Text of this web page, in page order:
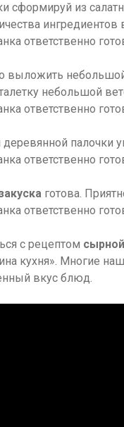
сформируй из
ингредиентов
выложить небольшой
небольшой
палочки
готова.
с рецептом
кухня». Многие
вкус блюд.